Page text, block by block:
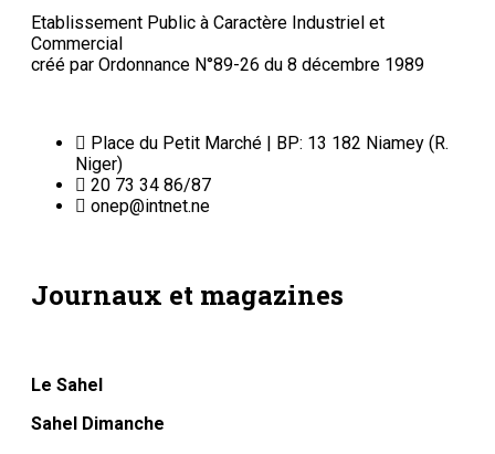
Etablissement Public à Caractère Industriel et
Commercial
créé par Ordonnance N°89-26 du 8 décembre 1989
Place du Petit Marché | BP: 13 182 Niamey (R.
Niger)
20 73 34 86/87
onep@intnet.ne
Journaux et magazines
Le Sahel
Sahel Dimanche